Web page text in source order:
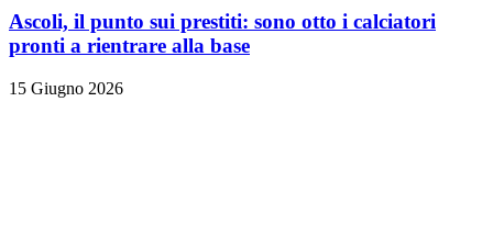
Ascoli, il punto sui prestiti: sono otto i calciatori
pronti a rientrare alla base
15 Giugno 2026